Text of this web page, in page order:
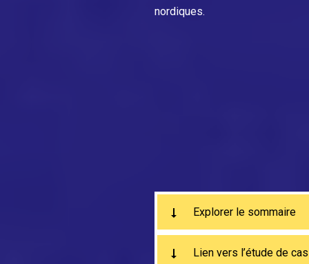
nordiques.
Explorer le sommaire
Lien vers l’étude de